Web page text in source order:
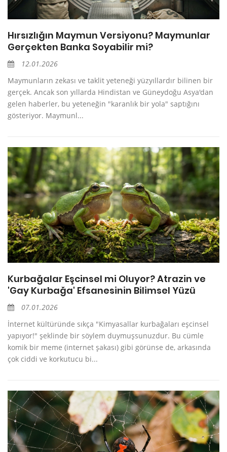
Hırsızlığın Maymun Versiyonu? Maymunlar
Gerçekten Banka Soyabilir mi?
12.01.2026
Maymunların zekası ve taklit yeteneği yüzyıllardır bilinen bir
gerçek. Ancak son yıllarda Hindistan ve Güneydoğu Asya'dan
gelen haberler, bu yeteneğin "karanlık bir yola" saptığını
gösteriyor. Maymunl...
Kurbağalar Eşcinsel mi Oluyor? Atrazin ve
'Gay Kurbağa' Efsanesinin Bilimsel Yüzü
07.01.2026
İnternet kültüründe sıkça "Kimyasallar kurbağaları eşcinsel
yapıyor!" şeklinde bir söylem duymuşsunuzdur. Bu cümle
komik bir meme (internet şakası) gibi görünse de, arkasında
çok ciddi ve korkutucu bi...